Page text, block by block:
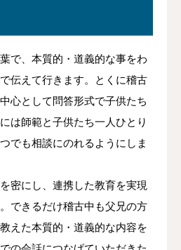
で、本質的・道義的な事をわ
伝えて行きます。とくに稽古
心として問答形式で子供たち
は師範と子供たち一人ひとり
でも相談にのれるようにしま
密にし、連携した教育を実現
できるだけ稽古中も父兄の方
えた本質的・道義的な内容を